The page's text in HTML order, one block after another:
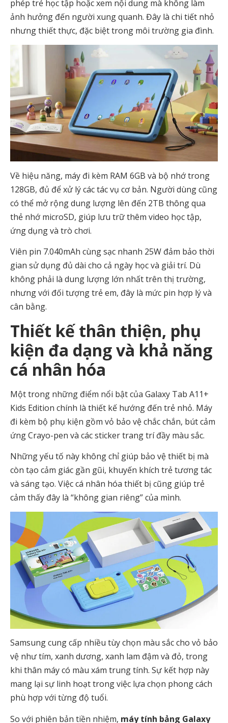
phép trẻ học tập hoặc xem nội dung mà không làm
ảnh hưởng đến người xung quanh. Đây là chi tiết nhỏ
nhưng thiết thực, đặc biệt trong môi trường gia đình.
Về hiệu năng, máy đi kèm RAM 6GB và bộ nhớ trong
128GB, đủ để xử lý các tác vụ cơ bản. Người dùng cũng
có thể mở rộng dung lượng lên đến 2TB thông qua
thẻ nhớ microSD, giúp lưu trữ thêm video học tập,
ứng dụng và trò chơi.
Viên pin 7.040mAh cùng sạc nhanh 25W đảm bảo thời
gian sử dụng đủ dài cho cả ngày học và giải trí. Dù
không phải là dung lượng lớn nhất trên thị trường,
nhưng với đối tượng trẻ em, đây là mức pin hợp lý và
cân bằng.
Thiết kế thân thiện, phụ
kiện đa dạng và khả năng
cá nhân hóa
Một trong những điểm nổi bật của Galaxy Tab A11+
Kids Edition chính là thiết kế hướng đến trẻ nhỏ. Máy
đi kèm bộ phụ kiện gồm vỏ bảo vệ chắc chắn, bút cảm
ứng Crayo-pen và các sticker trang trí đầy màu sắc.
Những yếu tố này không chỉ giúp bảo vệ thiết bị mà
còn tạo cảm giác gần gũi, khuyến khích trẻ tương tác
và sáng tạo. Việc cá nhân hóa thiết bị cũng giúp trẻ
cảm thấy đây là “không gian riêng” của mình.
Samsung cung cấp nhiều tùy chọn màu sắc cho vỏ bảo
vệ như tím, xanh dương, xanh lam đậm và đỏ, trong
khi thân máy có màu xám trung tính. Sự kết hợp này
mang lại sự linh hoạt trong việc lựa chọn phong cách
phù hợp với từng độ tuổi.
So với phiên bản tiền nhiệm, máy tính bảng Galaxy